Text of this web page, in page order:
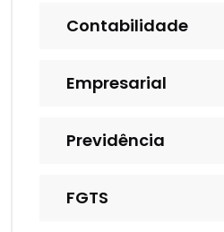
Contabilidade
Empresarial
Previdência
FGTS